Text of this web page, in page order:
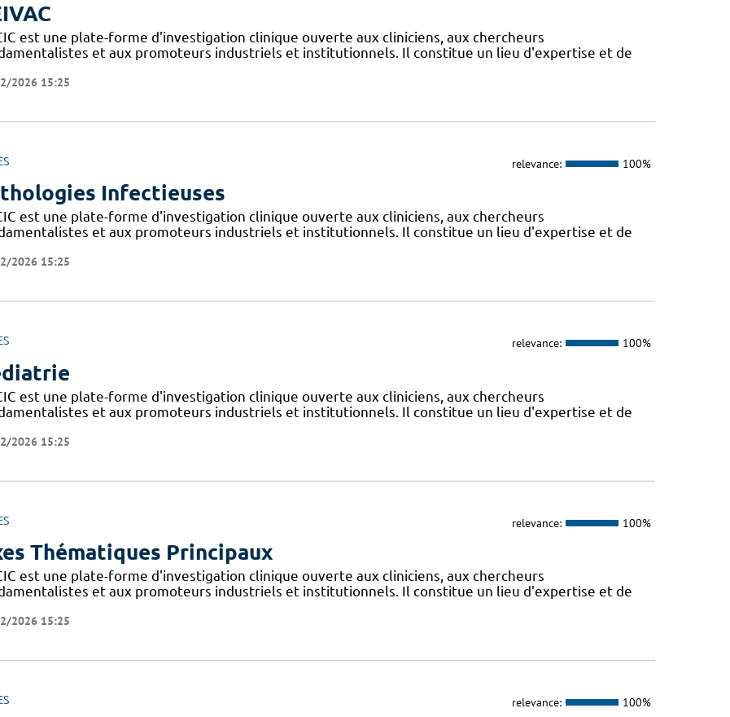
est une plate-forme d'investigation clinique ouverte aux cliniciens, aux chercheurs
et aux promoteurs industriels et institutionnels. Il constitue un lieu d'expertise et de
2026 15:25
relevance: 100%
Infectieuses
est une plate-forme d'investigation clinique ouverte aux cliniciens, aux chercheurs
et aux promoteurs industriels et institutionnels. Il constitue un lieu d'expertise et de
2026 15:25
relevance: 100%
est une plate-forme d'investigation clinique ouverte aux cliniciens, aux chercheurs
et aux promoteurs industriels et institutionnels. Il constitue un lieu d'expertise et de
2026 15:25
relevance: 100%
Thématiques Principaux
est une plate-forme d'investigation clinique ouverte aux cliniciens, aux chercheurs
et aux promoteurs industriels et institutionnels. Il constitue un lieu d'expertise et de
2026 15:25
relevance: 100%